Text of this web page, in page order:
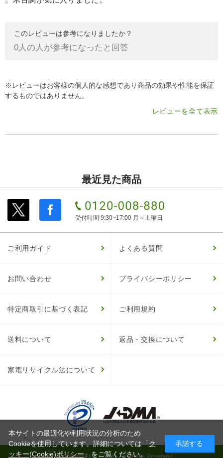
このレビューは参考になりましたか？
0人の人が参考になったと回答
※レビューはお客様の個人的な感想であり商品の効果や性能を保証
するものではありません。
レビューを全て表示
最近見た商品
受付時間 9:30~17:00 月～土曜日
ご利用ガイド よくある質問
お問い合わせ プライバシーポリシー
特定商取引に基づく表記 ご利用規約
送料について 返品・交換について
家電リサイクル法について
© HappinessClub Co.Ltd. All Rights Reserved.
本サイトの最適化や利用状況の分析のため
Cookieを使用しています。詳細については「ク
ッキー(Cookie)ポリシー」をご覧ください。
承諾する